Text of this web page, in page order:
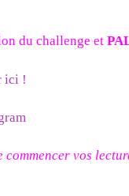
du challenge et
ici !
vos